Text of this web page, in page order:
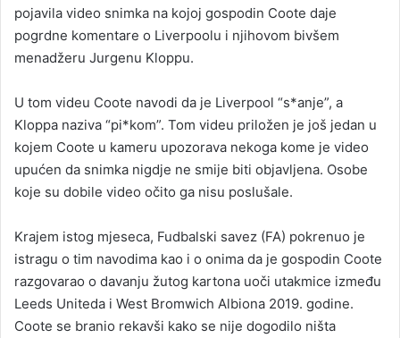
n
e
m
i
l
pojavila video snimka na kojoj gospodin Coote daje
pogrdne komentare o Liverpoolu i njihovom bivšem
menadžeru Jurgenu Kloppu.
U tom videu Coote navodi da je Liverpool “s*anje”, a
Kloppa naziva “pi*kom”. Tom videu priložen je još jedan u
kojem Coote u kameru upozorava nekoga kome je video
upućen da snimka nigdje ne smije biti objavljena. Osobe
koje su dobile video očito ga nisu poslušale.
Krajem istog mjeseca, Fudbalski savez (FA) pokrenuo je
istragu o tim navodima kao i o onima da je gospodin Coote
razgovarao o davanju žutog kartona uoči utakmice između
Leeds Uniteda i West Bromwich Albiona 2019. godine.
Coote se branio rekavši kako se nije dogodilo ništa